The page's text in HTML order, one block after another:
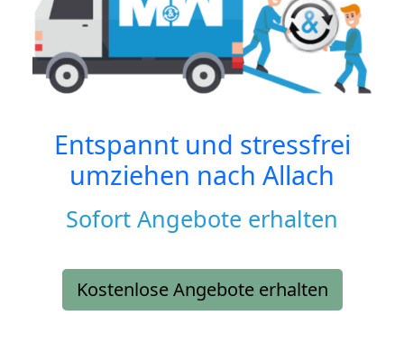
Entspannt und stressfrei
umziehen nach Allach
Sofort Angebote erhalten
Kostenlose Angebote erhalten